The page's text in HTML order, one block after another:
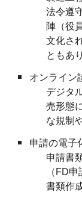
法令遵
陣（役
文化さ
ともあ
オンライン
デジタ
売形態
な規制
申請の電子
申請書
（FD
書類作